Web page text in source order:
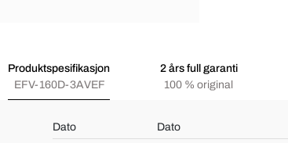
Produktspesifikasjon
EFV-160D-3AVEF
2 års full garanti
100 % original
Dato Dato